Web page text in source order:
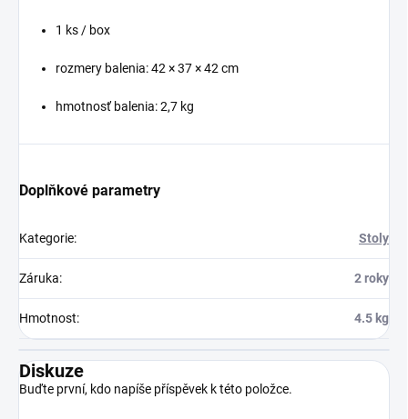
1 ks / box
rozmery balenia: 42 × 37 × 42 cm
hmotnosť balenia: 2,7 kg
Doplňkové parametry
Kategorie: Stoly
Záruka: 2 roky
Hmotnost: 4.5 kg
Diskuze
Buďte první, kdo napíše příspěvek k této položce.